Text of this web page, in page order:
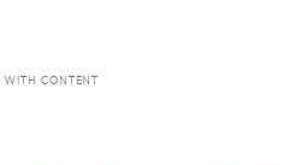
WITH CONTENT